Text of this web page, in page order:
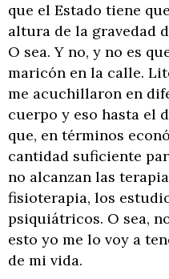
que el Estado tiene
altura de la gravedad
O sea. Y no, y no es
maricón en la calle.
me acuchillaron en
cuerpo y eso hasta el
que, en términos
cantidad suficiente
no alcanzan las
fisioterapia, los
psiquiátricos. O sea,
esto yo me lo voy a
de mi vida.